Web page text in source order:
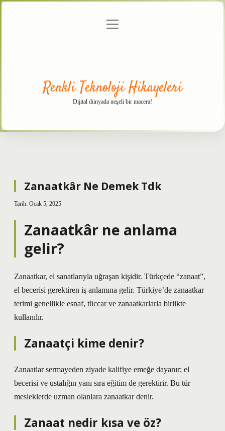
menüyü
Renkli Teknoloji Hikayeleri
Dijital dünyada neşeli bir macera!
Zanaatkâr Ne Demek Tdk
Tarih: Ocak 5, 2025
Zanaatkâr ne anlama
gelir?
Zanaatkar, el sanatlarıyla uğraşan kişidir. Türkçede “zanaat”,
el becerisi gerektiren iş anlamına gelir. Türkiye’de zanaatkar
terimi genellikle esnaf, tüccar ve zanaatkarlarla birlikte
kullanılır.
Zanaatçi kime denir?
Zanaatlar sermayeden ziyade kalifiye emeğe dayanır; el
becerisi ve ustalığın yanı sıra eğitim de gerektirir. Bu tür
mesleklerde uzman olanlara zanaatkar denir.
Zanaat nedir kısa ve öz?